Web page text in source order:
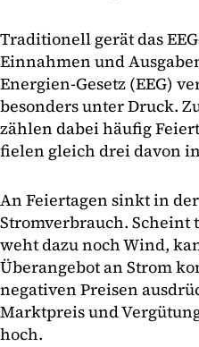
Traditionell gerät das
Einnahmen und
Energien-Gesetz (EEG)
besonders unter Druck.
zählen dabei häufig
fielen gleich drei davon
An Feiertagen sinkt in
Stromverbrauch. Scheint
weht dazu noch Wind,
Überangebot an Strom
negativen Preisen
Marktpreis und
hoch.